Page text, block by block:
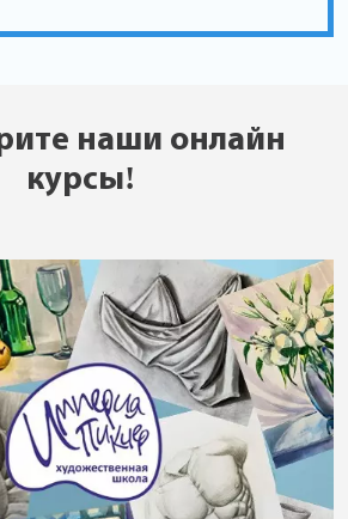
наши онлайн
курсы!